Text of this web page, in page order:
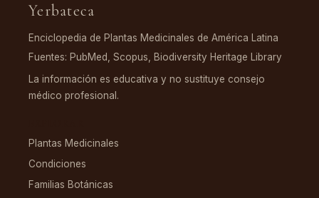
Yerbateca
Enciclopedia de Plantas Medicinales de América Latina
Fuentes: PubMed, Scopus, Biodiversity Heritage Library
La información es educativa y no sustituye consejo
médico profesional.
Plantas Medicinales
Condiciones
Familias Botánicas